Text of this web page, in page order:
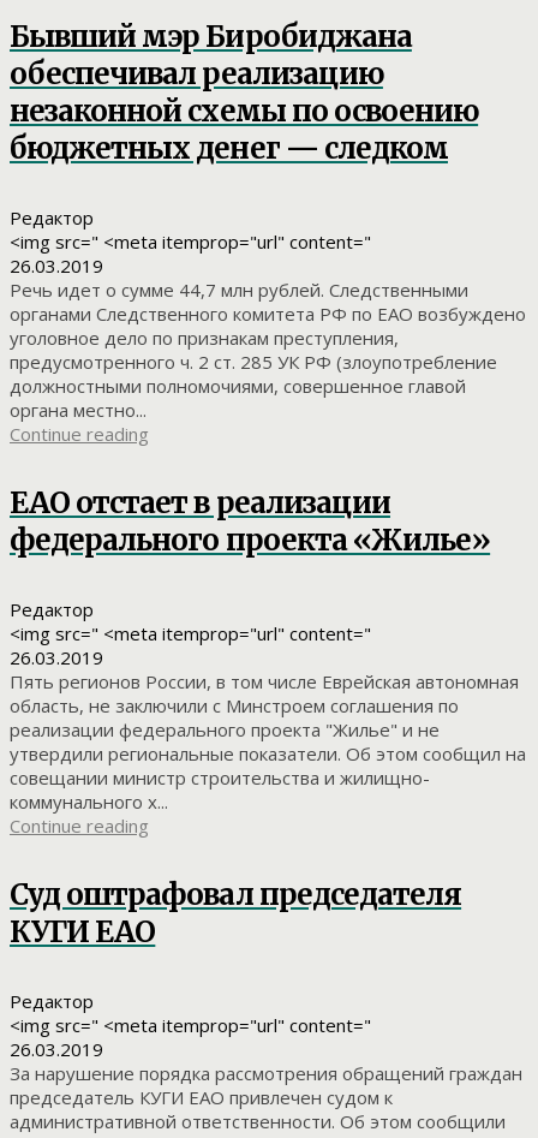
Бывший мэр Биробиджана
обеспечивал реализацию
незаконной схемы по освоению
бюджетных денег — следком
Редактор
<img src=" <meta itemprop="url" content="
26.03.2019
Речь идет о сумме 44,7 млн рублей. Следственными
органами Следственного комитета РФ по ЕАО возбуждено
уголовное дело по признакам преступления,
предусмотренного ч. 2 ст. 285 УК РФ (злоупотребление
должностными полномочиями, совершенное главой
органа местно...
Continue reading
ЕАО отстает в реализации
федерального проекта «Жилье»
Редактор
<img src=" <meta itemprop="url" content="
26.03.2019
Пять регионов России, в том числе Еврейская автономная
область, не заключили с Минстроем соглашения по
реализации федерального проекта "Жилье" и не
утвердили региональные показатели. Об этом сообщил на
совещании министр строительства и жилищно-
коммунального х...
Continue reading
Суд оштрафовал председателя
КУГИ ЕАО
Редактор
<img src=" <meta itemprop="url" content="
26.03.2019
За нарушение порядка рассмотрения обращений граждан
председатель КУГИ ЕАО привлечен судом к
административной ответственности. Об этом сообщили